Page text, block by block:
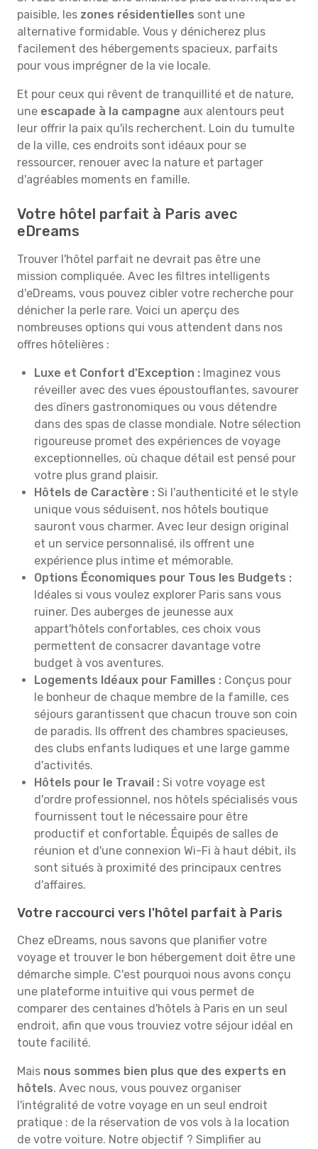
paisible, les zones résidentielles sont une
alternative formidable. Vous y dénicherez plus
facilement des hébergements spacieux, parfaits
pour vous imprégner de la vie locale.
Et pour ceux qui rêvent de tranquillité et de nature,
une escapade à la campagne aux alentours peut
leur offrir la paix qu'ils recherchent. Loin du tumulte
de la ville, ces endroits sont idéaux pour se
ressourcer, renouer avec la nature et partager
d'agréables moments en famille.
Votre hôtel parfait à Paris avec
eDreams
Trouver l'hôtel parfait ne devrait pas être une
mission compliquée. Avec les filtres intelligents
d'eDreams, vous pouvez cibler votre recherche pour
dénicher la perle rare. Voici un aperçu des
nombreuses options qui vous attendent dans nos
offres hôtelières :
Luxe et Confort d'Exception : Imaginez vous
réveiller avec des vues époustouflantes, savourer
des dîners gastronomiques ou vous détendre
dans des spas de classe mondiale. Notre sélection
rigoureuse promet des expériences de voyage
exceptionnelles, où chaque détail est pensé pour
votre plus grand plaisir.
Hôtels de Caractère : Si l'authenticité et le style
unique vous séduisent, nos hôtels boutique
sauront vous charmer. Avec leur design original
et un service personnalisé, ils offrent une
expérience plus intime et mémorable.
Options Économiques pour Tous les Budgets :
Idéales si vous voulez explorer Paris sans vous
ruiner. Des auberges de jeunesse aux
appart'hôtels confortables, ces choix vous
permettent de consacrer davantage votre
budget à vos aventures.
Logements Idéaux pour Familles : Conçus pour
le bonheur de chaque membre de la famille, ces
séjours garantissent que chacun trouve son coin
de paradis. Ils offrent des chambres spacieuses,
des clubs enfants ludiques et une large gamme
d'activités.
Hôtels pour le Travail : Si votre voyage est
d'ordre professionnel, nos hôtels spécialisés vous
fournissent tout le nécessaire pour être
productif et confortable. Équipés de salles de
réunion et d'une connexion Wi-Fi à haut débit, ils
sont situés à proximité des principaux centres
d'affaires.
Votre raccourci vers l'hôtel parfait à Paris
Chez eDreams, nous savons que planifier votre
voyage et trouver le bon hébergement doit être une
démarche simple. C'est pourquoi nous avons conçu
une plateforme intuitive qui vous permet de
comparer des centaines d'hôtels à Paris en un seul
endroit, afin que vous trouviez votre séjour idéal en
toute facilité.
Mais nous sommes bien plus que des experts en
hôtels. Avec nous, vous pouvez organiser
l'intégralité de votre voyage en un seul endroit
pratique : de la réservation de vos vols à la location
de votre voiture. Notre objectif ? Simplifier au